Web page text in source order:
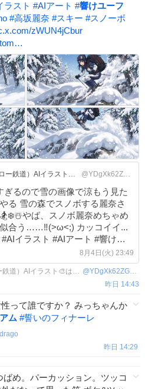
ラスト #AIアート #響けユーフ
#高坂麗奈 #スキー #スノーボ
zWUN4jCbur
シロテツ☆㌠（シロロー鉄道）AIイラスト🎨はじめました。🤖 @YDgXk62ZGTFtomp
ぎるので雪の画像で涼もう見た
ノボする麗奈さ
やば、スノボ麗奈めちゃめ
合う……‼️(>ω<;) カッコイイ...
ォニアム #anime_eupho #高坂麗
ノーボード #スノボ #雪山
8月4日(火) 23:49
シロテツ☆㌠（シロロー鉄道）AIイラスト🎨はじめました。🤖 @YDgXk62ZGTFtomp
昨日 14:43
って誰ですか？ みっちゃんか
ム #誓いのフィナーレ
昨日 14:29
め。パーカッション。ツッコ